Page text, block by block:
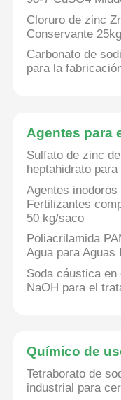
Cloruro
Relleno químico
Productos
Aditivos
Productos
Agentes para el
Químico de uso
Cloruro de zinc
Conservante
Carbonato de
para la
Agentes para
Sulfato de zinc
heptahidrato
Agentes
Fertilizantes
50 kg/saco
Poliacrilamida
Agua para Aguas
Soda cáustica
NaOH para el
Químico de
Tetraborato de
industrial para